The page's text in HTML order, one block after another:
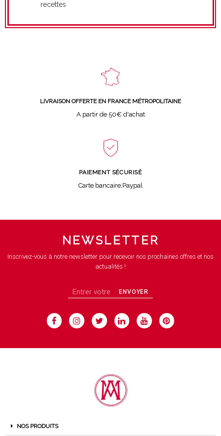
recettes
LIVRAISON OFFERTE EN FRANCE MÉTROPOLITAINE
A partir de 50€ d'achat
PAIEMENT SÉCURISÉ
Carte bancaire,Paypal
NEWSLETTER
Inscrivez-vous à notre newsletter pour recevoir nos prochaines offres et nos
actualités !
ENVOYER
NOS PRODUITS